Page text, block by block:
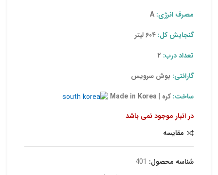
مصرف انرژی:A
گنجایش کل:
۶۰۴ لیتر
تعداد درب:
گارانتی: بوش سرویس
ساخت: کره | Made in Korea
در انبار موجود نمی باشد
مقایسه
شناسه محصول: 401